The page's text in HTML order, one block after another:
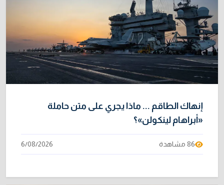
إنهاك الطاقم ... ماذا يجري على متن حاملة
«أبراهام لينكولن»؟
86 مشاهدة 6/08/2026